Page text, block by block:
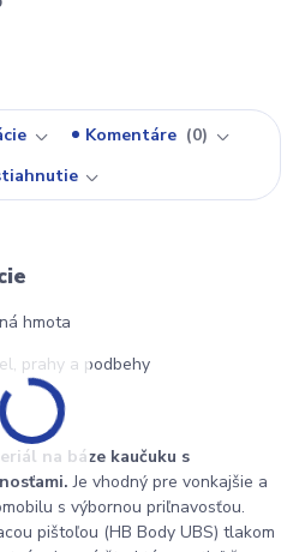
Komentáre
0
hmota
prahy a podbehy
na báze kaučuku s
Je vhodný pre vonkajšie a
s výbornou priľnavosťou.
pištoľou (HB Body UBS) tlakom